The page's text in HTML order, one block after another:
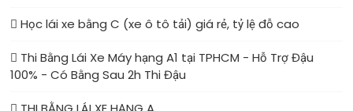
Học lái xe bằng C (xe ô tô tải) giá rẻ, tỷ lệ đỗ cao
Thi Bằng Lái Xe Máy hạng A1 tại TPHCM - Hỗ Trợ Đậu
100% - Có Bằng Sau 2h Thi Đậu